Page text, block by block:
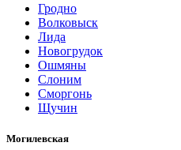
Гродно
Волковыск
Лида
Новогрудок
Ошмяны
Слоним
Сморгонь
Щучин
Могилевская